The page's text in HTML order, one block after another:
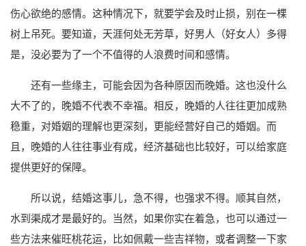
伤心欲绝的感情。这种情况下，就要学会及时止损，别在一棵
树上吊死。要知道，天涯何处无芳草，好男人（好女人）多得
是，没必要为了一个不值得的人浪费时间和感情。
还有一些缘主，可能会因为各种原因而晚婚。这也没什么
大不了的，晚婚不代表不幸福。相反，晚婚的人往往更加成熟
稳重，对婚姻的理解也更深刻，更能经营好自己的婚姻。而
且，晚婚的人往往事业有成，经济基础也比较好，可以给家庭
提供更好的保障。
所以说，结婚这事儿，急不得，也强求不得。顺其自然，
水到渠成才是最好的。当然，如果你实在着急，也可以通过一
些方法来催旺桃花运，比如佩戴一些吉祥物，或者调整一下家